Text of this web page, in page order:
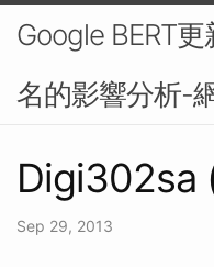
Google BERT
名的影響分析-
Digi302sa
Sep 29, 2013